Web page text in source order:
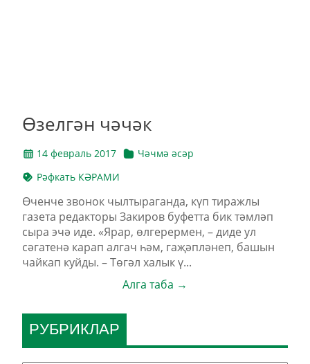
Өзелгән чәчәк
14 февраль 2017
Чәчмә әсәр
Рәфкать КӘРАМИ
Өченче звонок чылтыраганда, күп тиражлы
газета редакторы Закиров буфетта бик тәмләп
сыра эчә иде. «Ярар, өлгерермен, – диде ул
сәгатенә карап алгач һәм, гаҗәпләнеп, башын
чайкап куйды. – Төгәл халык ү...
Алга таба →
РУБРИКЛАР